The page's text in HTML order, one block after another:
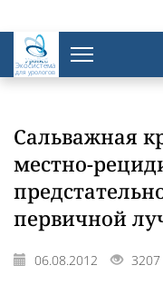
Экосистема
для урологов
Сальважная
местно-
первичной
06.08.2012 3207